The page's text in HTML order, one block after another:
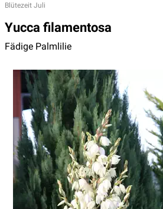
Blütezeit Juli
Yucca filamentosa
Fädige Palmlilie